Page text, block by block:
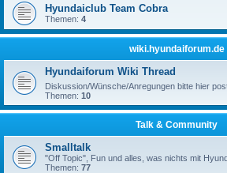
Hyundaiclub Team Cobra
Themen: 4
wiki.hyundaiforum.de
Hyundaiforum Wiki Thread
Diskussion/Wünsche/Anregungen bitte hier
Themen: 10
Talk & Community
Smalltalk
"Off Topic", Fun und alles, was nichts mit
Themen: 77